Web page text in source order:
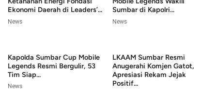
Ekonomi Daerah di Leaders’...
News
Sumbar di Kapolri...
News
Kapolda Sumbar Cup Mobile
Legends Resmi Bergulir, 53
Tim Siap...
News
LKAAM Sumbar Resmi
Anugerahi Komjen Gatot,
Apresiasi Rekam Jejak
Positif...